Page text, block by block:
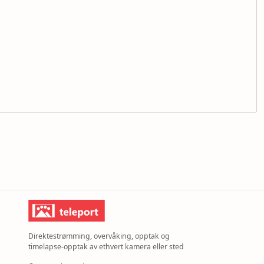
Direktestrømming, overvåking, opptak og
timelapse-opptak av ethvert kamera eller sted